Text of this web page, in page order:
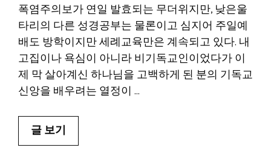
폭염주의보가 연일 발효되는 무더위지만, 낮은울
타리의 다른 성경공부는 물론이고 심지어 주일예
배도 방학이지만 세례교육만은 계속되고 있다. 내
고집이나 욕심이 아니라 비기독교인이었다가 이
제 막 살아계신 하나님을 고백하게 된 분의 기독교
신앙을 배우려는 열정이 …
글 보기